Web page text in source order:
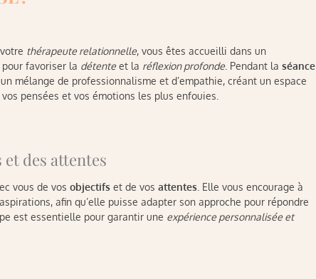
thérapeute relationnelle, vous êtes accueilli dans un
favoriser la détente et la réflexion profonde . Pendant la séance
mélange de professionnalisme et d’empathie, créant un espace
pensées et vos émotions les plus enfouies.
des attentes
vous de vos objectifs et de vos attentes . Elle vous encourage à
afin qu’elle puisse adapter son approche pour répondre
est essentielle pour garantir une expérience personnalisée et